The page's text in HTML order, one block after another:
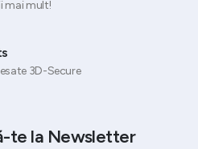
mai mult!
3D-Secure
te la Newsletter